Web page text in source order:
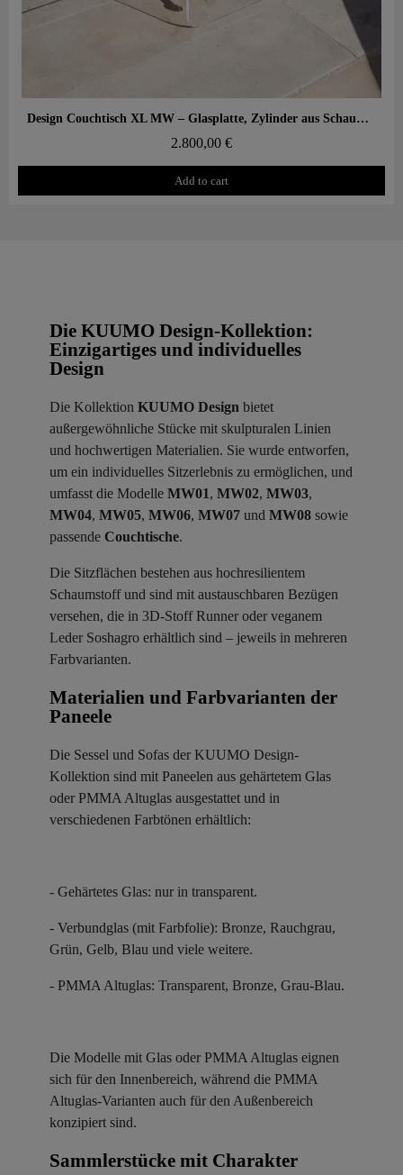
Aperçu rapide Design Couchtisch XL MW – Glasplatte, Zylinder aus Schaumstoff mit Wabenstruktur
2.800,00 €
Add to cart
Die KUUMO Design-Kollektion:
Einzigartiges und individuelles
Design
Die Kollektion KUUMO Design bietet
außergewöhnliche Stücke mit skulpturalen Linien
und hochwertigen Materialien. Sie wurde entworfen,
um ein individuelles Sitzerlebnis zu ermöglichen, und
umfasst die Modelle MW01, MW02, MW03,
MW04, MW05, MW06, MW07 und MW08 sowie
passende Couchtische.
Die Sitzflächen bestehen aus hochresilientem
Schaumstoff und sind mit austauschbaren Bezügen
versehen, die in 3D-Stoff Runner oder veganem
Leder Soshagro erhältlich sind – jeweils in mehreren
Farbvarianten.
Materialien und Farbvarianten der
Paneele ​
Die Sessel und Sofas der KUUMO Design-
Kollektion sind mit Paneelen aus gehärtetem Glas
oder PMMA Altuglas ausgestattet und in
verschiedenen Farbtönen erhältlich:
- Gehärtetes Glas: nur in transparent.
- Verbundglas (mit Farbfolie): Bronze, Rauchgrau,
Grün, Gelb, Blau und viele weitere.
- PMMA Altuglas: Transparent, Bronze, Grau-Blau.
Die Modelle mit Glas oder PMMA Altuglas eignen
sich für den Innenbereich, während die PMMA
Altuglas-Varianten auch für den Außenbereich
konzipiert sind.
Sammlerstücke mit Charakter ​